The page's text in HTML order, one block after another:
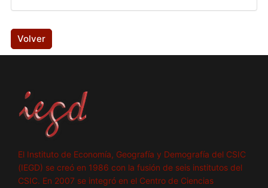
Volver
El Instituto de Economía, Geografía y Demografía del CSIC
(IEGD) se creó en 1986 con la fusión de seis institutos del
CSIC. En 2007 se integró en el Centro de Ciencias